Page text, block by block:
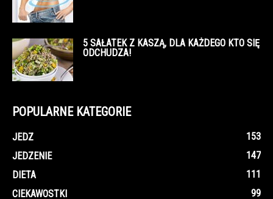
5 SAŁATEK Z KASZĄ, DLA KAŻDEGO KTO SIĘ
ODCHUDZA!
POPULARNE KATEGORIE
JEDZ
153
JEDZENIE
147
DIETA
111
CIEKAWOSTKI
99